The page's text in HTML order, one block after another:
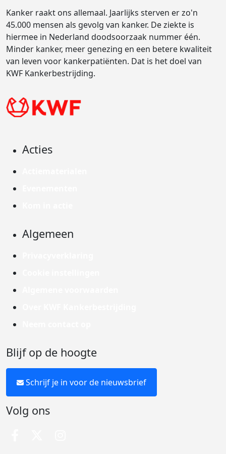
Kanker raakt ons allemaal. Jaarlijks sterven er zo'n
45.000 mensen als gevolg van kanker. De ziekte is
hiermee in Nederland doodsoorzaak nummer één.
Minder kanker, meer genezing en een betere kwaliteit
van leven voor kankerpatiënten. Dat is het doel van
KWF Kankerbestrijding.
Acties
Algemeen
Blijf op de hoogte
Schrijf je in voor de nieuwsbrief
Volg ons